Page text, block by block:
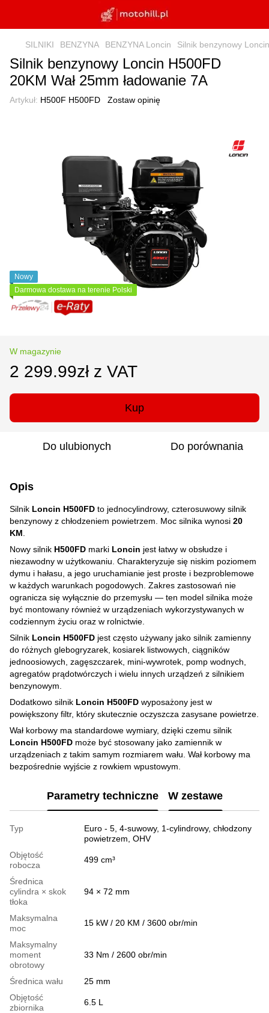
SILNIKI BENZYNA BENZYNA Loncin Silnik benzynowy
Silnik benzynowy Loncin H500FD
20KM Wał 25mm ładowanie 7A
Artykuł: H500F H500FD Zostaw opinię
Nowy
Darmowa dostawa na terenie Polski
W magazynie
2 299.99zł z VAT
Kup
Do ulubionych Do porównania
Opis
Silnik Loncin H500FD to jednocylindrowy, czterosuwowy silnik
benzynowy z chłodzeniem powietrzem. Moc silnika wynosi 20
KM
Nowy silnik H500FD marki Loncin jest łatwy w obsłudze i
niezawodny w użytkowaniu. Charakteryzuje się niskim poziomem
dymu i hałasu, a jego uruchamianie jest proste i bezproblemowe
w każdych warunkach pogodowych. Zakres zastosowań nie
ogranicza się wyłącznie do przemysłu — ten model silnika może
być montowany również w urządzeniach wykorzystywanych w
codziennym życiu oraz w rolnictwie.
Silnik Loncin H500FD jest często używany jako silnik zamienny
do różnych glebogryzarek, kosiarek listwowych, ciągników
jednoosiowych, zagęszczarek, mini-wywrotek, pomp wodnych,
agregatów prądotwórczych i wielu innych urządzeń z silnikiem
benzynowym.
Dodatkowo silnik Loncin H500FD wyposażony jest w
powiększony filtr, który skutecznie oczyszcza zasysane powietrze.
Wał korbowy ma standardowe wymiary, dzięki czemu silnik
Loncin H500FD może być stosowany jako zamiennik w
urządzeniach z takim samym rozmiarem wału. Wał korbowy ma
bezpośrednie wyjście z rowkiem wpustowym.
Parametry techniczne W zestawe
Typ
Euro - 5, 4-suwowy, 1-cylindrowy, chłodzony
powietrzem, OHV
Objętość
robocza
499 cm³
Średnica
cylindra × skok
tłoka
94 × 72 mm
Maksymalna
moc
15 kW / 20 KM / 3600 obr/min
Maksymalny
moment
obrotowy
33 Nm / 2600 obr/min
Średnica wału
25 mm
Objętość
zbiornika
6.5 L